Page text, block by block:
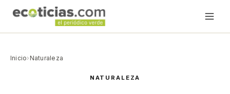
Inicio› Naturaleza
NATURALEZA